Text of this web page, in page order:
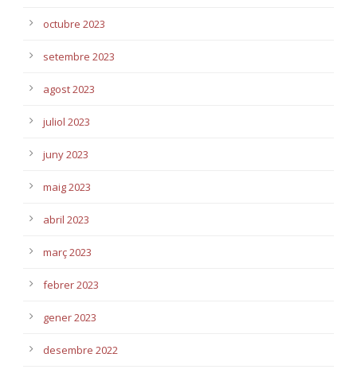
octubre 2023
setembre 2023
agost 2023
juliol 2023
juny 2023
maig 2023
abril 2023
març 2023
febrer 2023
gener 2023
desembre 2022